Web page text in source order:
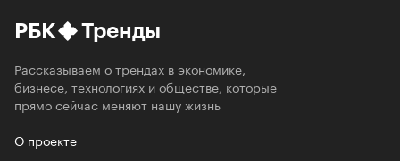
РБК Тренды
Рассказываем о трендах в экономике,
бизнесе, технологиях и обществе, которые
прямо сейчас меняют нашу жизнь
О проекте